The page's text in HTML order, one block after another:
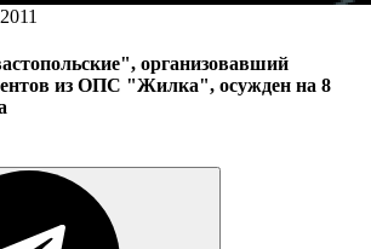
организовавший
из ОПС "Жилка", осужден на 8